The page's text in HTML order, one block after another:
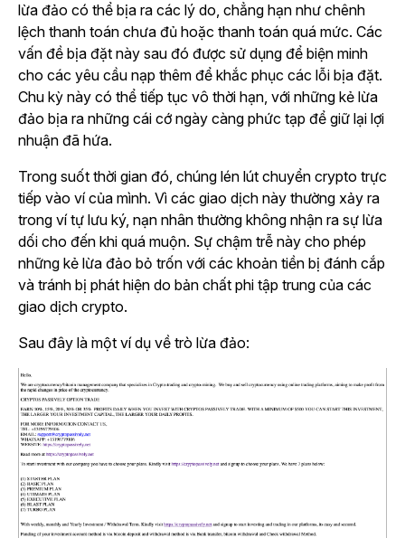
lừa đảo có thể bịa ra các lý do, chẳng hạn như chênh
lệch thanh toán chưa đủ hoặc thanh toán quá mức. Các
vấn đề bịa đặt này sau đó được sử dụng để biện minh
cho các yêu cầu nạp thêm để khắc phục các lỗi bịa đặt.
Chu kỳ này có thể tiếp tục vô thời hạn, với những kẻ lừa
đảo bịa ra những cái cớ ngày càng phức tạp để giữ lại lợi
nhuận đã hứa.
Trong suốt thời gian đó, chúng lén lút chuyển crypto trực
tiếp vào ví của mình. Vì các giao dịch này thường xảy ra
trong ví tự lưu ký, nạn nhân thường không nhận ra sự lừa
dối cho đến khi quá muộn. Sự chậm trễ này cho phép
những kẻ lừa đảo bỏ trốn với các khoản tiền bị đánh cắp
và tránh bị phát hiện do bản chất phi tập trung của các
giao dịch crypto.
Sau đây là một ví dụ về trò lừa đảo: